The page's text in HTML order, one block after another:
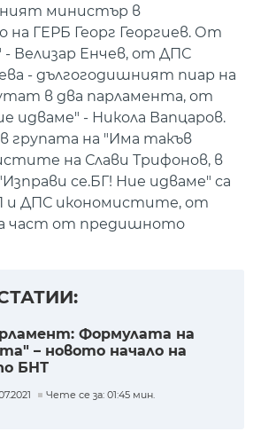
министър в
ГЕРБ Георг Георгиев. От
- Велизар Енчев, от ДПС
- дългогодишният пиар на
в два парламента, от
идваме" - Никола Вапцаров.
групата на "Има такъв
на Слави Трифонов, в
се.БГ! Ние идваме" са
и ДПС икономистите, от
част от предишното
Формулата на
– новото начало на
БНТ
Чете се за: 01:45 мин.